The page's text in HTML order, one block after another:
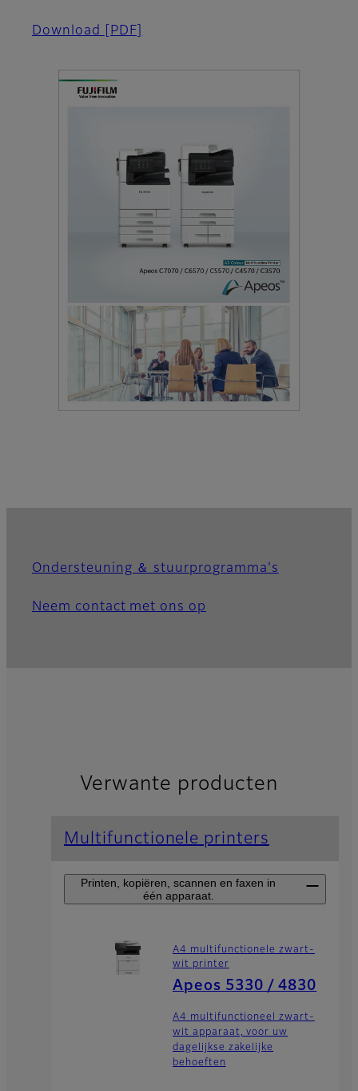
Download [PDF]
Ondersteuning ＆ stuurprogramma's
Neem contact met ons op
Verwante producten
Multifunctionele printers
Printen, kopiëren, scannen en faxen in
één apparaat.
A4 multifunctionele zwart-
wit printer
Apeos 5330 / 4830
A4 multifunctioneel zwart-
wit apparaat, voor uw
dagelijkse zakelijke
behoeften